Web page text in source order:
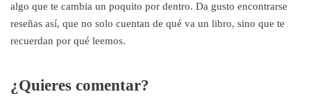
algo que te cambia un poquito por dentro. Da gusto encontrarse
reseñas así, que no solo cuentan de qué va un libro, sino que te
recuerdan por qué leemos.
¿Quieres comentar?